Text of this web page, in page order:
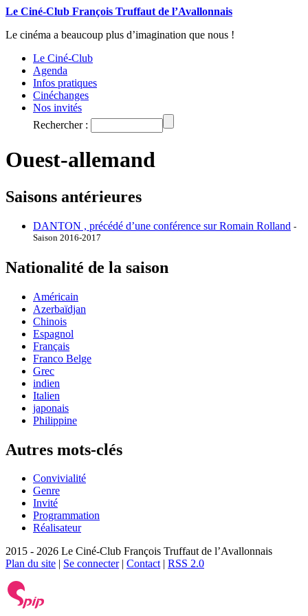
Le Ciné-Club François Truffaut de l’Avallonnais
Le cinéma a beaucoup plus d’imagination que nous !
Le Ciné-Club
Agenda
Infos pratiques
Cinéchanges
Nos invités
Rechercher :
Ouest-allemand
Saisons antérieures
DANTON , précédé d’une conférence sur Romain Rolland -
Saison 2016-2017
Nationalité de la saison
Américain
Azerbaïdjan
Chinois
Espagnol
Français
Franco Belge
Grec
indien
Italien
japonais
Philippine
Autres mots-clés
Convivialité
Genre
Invité
Programmation
Réalisateur
2015 - 2026 Le Ciné-Club François Truffaut de l’Avallonnais
Plan du site | Se connecter| Contact| RSS 2.0